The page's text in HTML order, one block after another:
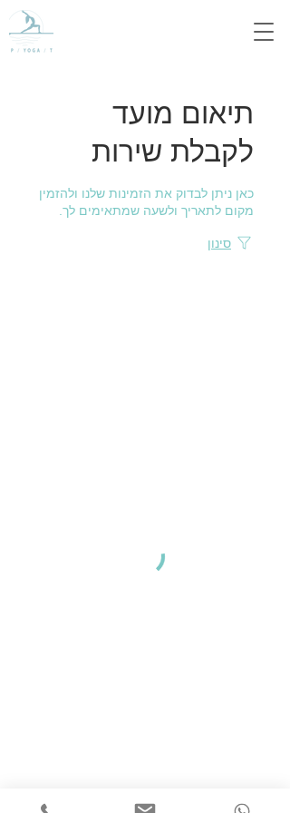
תיאום מועד
לקבלת שירות
כאן ניתן לבדוק את הזמינות שלנו ולהזמין
מקום לתאריך ולשעה שמתאימים לך.
סינון